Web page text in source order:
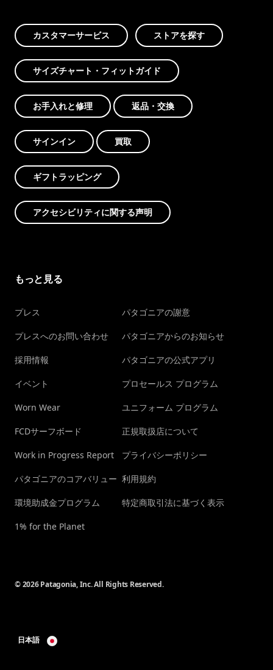
カスタマーサービス ストアを探す
サイズチャート・フィットガイド
お手入れと修理 返品・交換
サインイン 買取
ギフトラッピング
アクセシビリティに関する声明
もっと見る
プレス
プレスへのお問い合わせ
採用情報
イベント
Worn Wear
FCDサーフボード
Work in Progress Report
パタゴニアのコアバリュー
環境助成金プログラム
1% for the Planet
パタゴニアの謝意
パタゴニアからのお知らせ
パタゴニアの公式アプリ
プロセールス プログラム
ユニフォーム プログラム
正規取扱店について
プライバシーポリシー
利用規約
特定商取引法に基づく表示
© 2026 Patagonia, Inc. All Rights Reserved.
日本語